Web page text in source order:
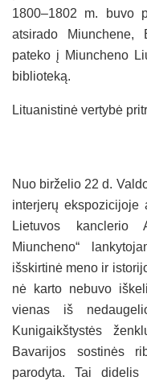
1800–1802 m. buvo
atsirado Miunchene,
pateko į Miuncheno
biblioteką.
Lituanistinė vertybė
Nuo birželio 22 d.
interjerų ekspozicijoje
Lietuvos kanclerio
Miuncheno“
išskirtinė meno ir
nė karto nebuvo
vienas iš
Kunigaikštystės
Bavarijos sostinės
parodyta. Tai